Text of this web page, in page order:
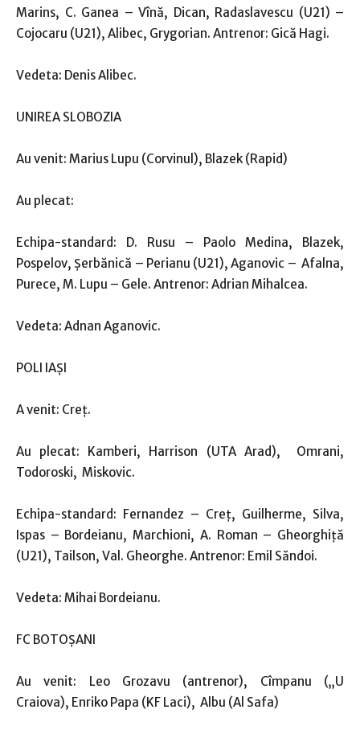
Marins, C. Ganea – Vînă, Dican, Radaslavescu (U21) –
Cojocaru (U21), Alibec, Grygorian. Antrenor: Gică Hagi.
Vedeta: Denis Alibec.
UNIREA SLOBOZIA
Au venit: Marius Lupu (Corvinul), Blazek (Rapid)
Au plecat:
Echipa-standard: D. Rusu – Paolo Medina, Blazek,
Pospelov, Şerbănică – Perianu (U21), Aganovic – Afalna,
Purece, M. Lupu – Gele. Antrenor: Adrian Mihalcea.
Vedeta: Adnan Aganovic.
POLI IAŞI
A venit: Creţ.
Au plecat: Kamberi, Harrison (UTA Arad), Omrani,
Todoroski, Miskovic.
Echipa-standard: Fernandez – Creţ, Guilherme, Silva,
Ispas – Bordeianu, Marchioni, A. Roman – Gheorghiţă
(U21), Tailson, Val. Gheorghe. Antrenor: Emil Săndoi.
Vedeta: Mihai Bordeianu.
FC BOTOŞANI
Au venit: Leo Grozavu (antrenor), Cîmpanu („U
Craiova), Enriko Papa (KF Laci), Albu (Al Safa)